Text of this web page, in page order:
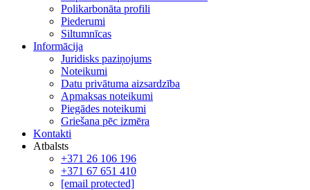
Polikarbonāta profili
Piederumi
Siltumnīcas
Informācija
Juridisks paziņojums
Noteikumi
Datu privātuma aizsardzība
Apmaksas noteikumi
Piegādes noteikumi
Griešana pēc izmēra
Kontakti
Atbalsts
+371 26 106 196
+371 67 651 410
[email protected]